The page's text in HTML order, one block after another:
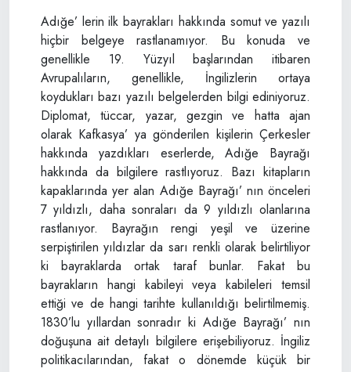
Adığe’ lerin ilk bayrakları hakkında somut ve yazılı
hiçbir belgeye rastlanamıyor. Bu konuda ve
genellikle 19. Yüzyıl başlarından itibaren
Avrupalıların, genellikle, İngilizlerin ortaya
koydukları bazı yazılı belgelerden bilgi ediniyoruz.
Diplomat, tüccar, yazar, gezgin ve hatta ajan
olarak Kafkasya’ ya gönderilen kişilerin Çerkesler
hakkında yazdıkları eserlerde, Adığe Bayrağı
hakkında da bilgilere rastlıyoruz. Bazı kitapların
kapaklarında yer alan Adığe Bayrağı’ nın önceleri
7 yıldızlı, daha sonraları da 9 yıldızlı olanlarına
rastlanıyor. Bayrağın rengi yeşil ve üzerine
serpiştirilen yıldızlar da sarı renkli olarak belirtiliyor
ki bayraklarda ortak taraf bunlar. Fakat bu
bayrakların hangi kabileyi veya kabileleri temsil
ettiği ve de hangi tarihte kullanıldığı belirtilmemiş.
1830’lu yıllardan sonradır ki Adığe Bayrağı’ nın
doğuşuna ait detaylı bilgilere erişebiliyoruz. İngiliz
politikacılarından, fakat o dönemde küçük bir